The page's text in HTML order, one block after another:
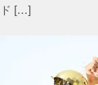
ド […]